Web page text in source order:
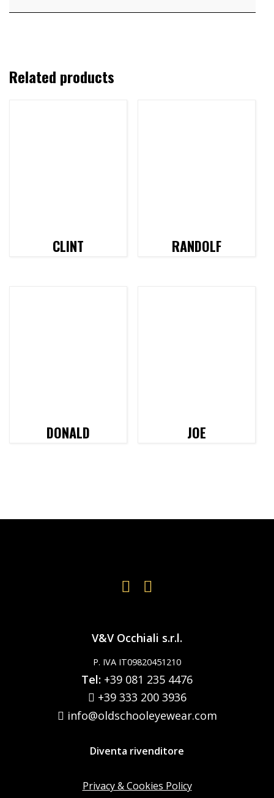
Related products
CLINT RANDOLF
DONALD JOE
V&V Occhiali s.r.l.
P. IVA IT09820451210
Tel: +39 081 235 4476
+39 333 200 3936
info@oldschooleyewear.com
Diventa rivenditore
Privacy & Cookies Policy